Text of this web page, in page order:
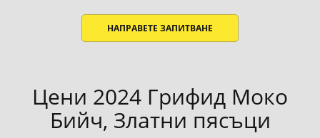
НАПРАВЕТЕ ЗАПИТВАНЕ
Цени 2024 Грифид Моко
Бийч, Златни пясъци